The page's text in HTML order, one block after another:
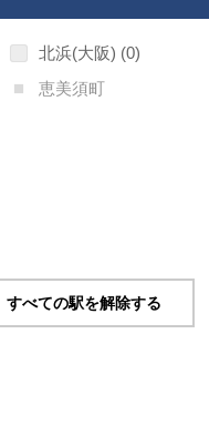
北浜(大阪) 0
恵美須町
すべての駅を解除する